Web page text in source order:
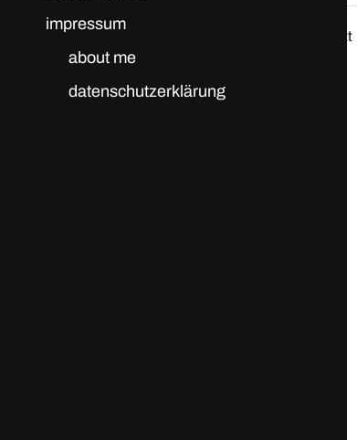
impressum
about me
datenschutzerklärung
brutstatt